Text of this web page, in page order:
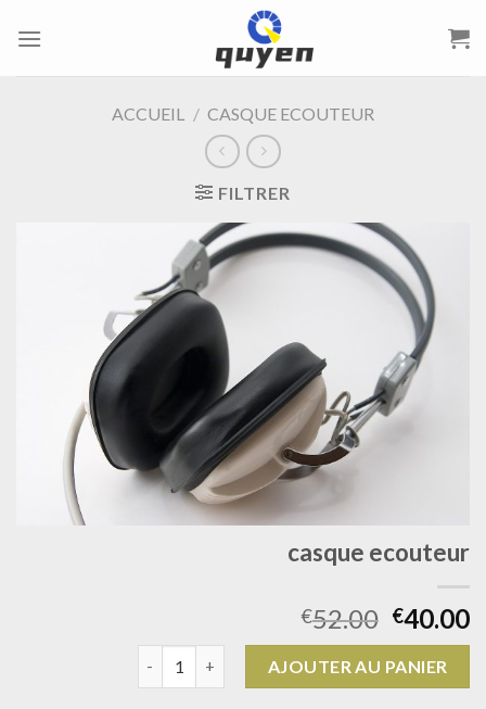
ACCUEIL / CASQUE ECOUTEUR
FILTRER
casque ecouteur
€52.00 €40.00
AJOUTER AU PANIER